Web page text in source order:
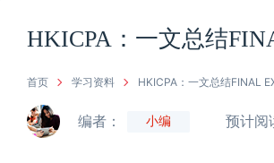
HKICPA：一文总结
首页 学习资料 HKICPA：一文总结FINAL
编者： 小编 预计阅